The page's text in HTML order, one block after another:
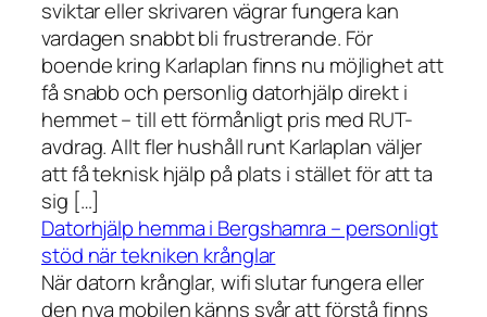
sviktar eller skrivaren vägrar fungera kan
vardagen snabbt bli frustrerande. För
boende kring Karlaplan finns nu möjlighet att
få snabb och personlig datorhjälp direkt i
hemmet – till ett förmånligt pris med RUT-
avdrag. Allt fler hushåll runt Karlaplan väljer
att få teknisk hjälp på plats i stället för att ta
sig […]
Datorhjälp hemma i Bergshamra – personligt
stöd när tekniken krånglar
När datorn krånglar, wifi slutar fungera eller
den nya mobilen känns svår att förstå finns